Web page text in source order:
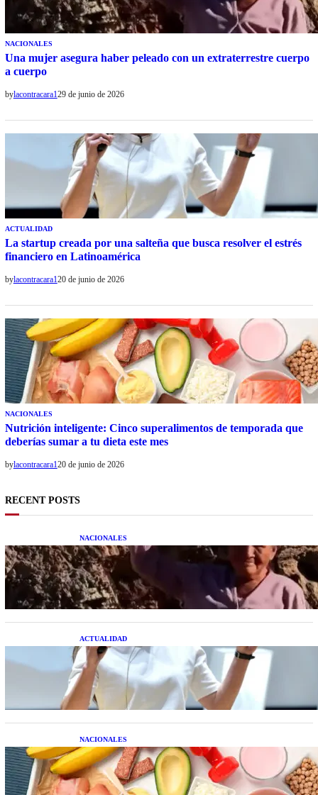
NACIONALES
Una mujer asegura haber peleado con un extraterrestre cuerpo
a cuerpo
bylacontracara129 de junio de 2026
ACTUALIDAD
La startup creada por una salteña que busca resolver el estrés
financiero en Latinoamérica
bylacontracara120 de junio de 2026
NACIONALES
Nutrición inteligente: Cinco superalimentos de temporada que
deberías sumar a tu dieta este mes
bylacontracara120 de junio de 2026
RECENT POSTS
NACIONALES
Una mujer asegura haber peleado con un
extraterrestre cuerpo a cuerpo
ACTUALIDAD
La startup creada por una salteña que busca
resolver el estrés financiero en Latinoamérica
NACIONALES
Nutrición inteligente: Cinco superalimentos de
temporada que deberías sumar a tu dieta este mes